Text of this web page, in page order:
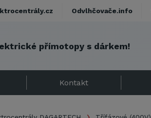
ektrické přímotopy s dárkem!
Kontakt
Odvlhčovače.info